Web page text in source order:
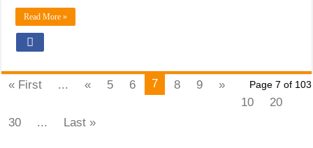
Read More »
Page 7 of 103
« First ... « 5 6 7 8 9
»
10
20
30
... Last »